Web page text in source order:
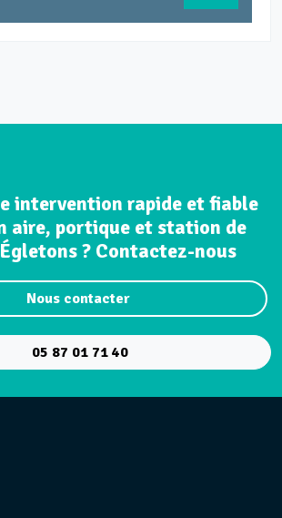
intervention rapide et fiable
aire, portique et station de
? Contactez-nous
Nous contacter
05 87 01 71 40